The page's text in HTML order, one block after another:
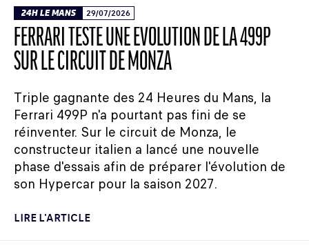
24H LE MANS 29/07/2026
FERRARI TESTE UNE ÉVOLUTION DE LA 499P
SUR LE CIRCUIT DE MONZA
Triple gagnante des 24 Heures du Mans, la
Ferrari 499P n'a pourtant pas fini de se
réinventer. Sur le circuit de Monza, le
constructeur italien a lancé une nouvelle
phase d'essais afin de préparer l'évolution de
son Hypercar pour la saison 2027.
LIRE L'ARTICLE